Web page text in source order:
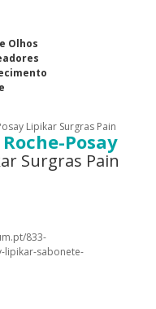
Olhos
Lipikar Surgras Pain
Roche-Posay
Surgras Pain